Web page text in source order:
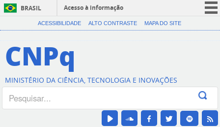
BRASIL
Acesso à informação
CORONAVÍRUS (COVID-19)
Canais
ACESSIBILIDADE ALTO CONTRASTE MAPA DO SITE
CNPq
MINISTÉRIO DA CIÊNCIA, TECNOLOGIA E INOVAÇÕES